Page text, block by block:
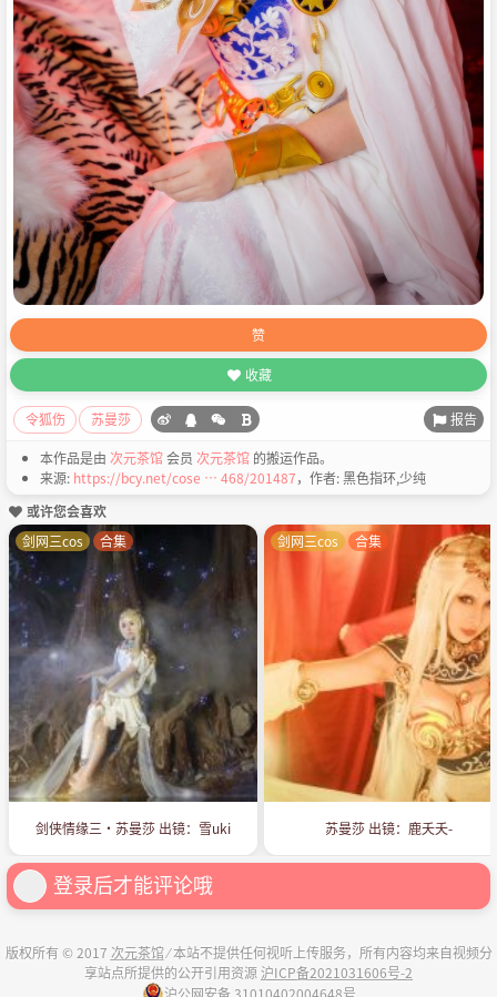
赞
收藏
令狐伤 苏曼莎 报告
本作品是由 次元茶馆会员 次元茶馆 的搬运作品。
来源: https://bcy.net/cose … 468/201487，作者: 黑色指环,少纯
或许您会喜欢
剑侠情缘三·苏曼莎 出镜：雪uki
剑网三cos 合集
苏曼莎 出镜：鹿夭夭-
剑网三cos 合集
登录后才能评论哦
版权所有 © 2017 次元茶馆⁄ 本站不提供任何视听上传服务，所有内容均来自视频分
享站点所提供的公开引用资源沪ICP备2021031606号-2
沪公网安备 31010402004648号